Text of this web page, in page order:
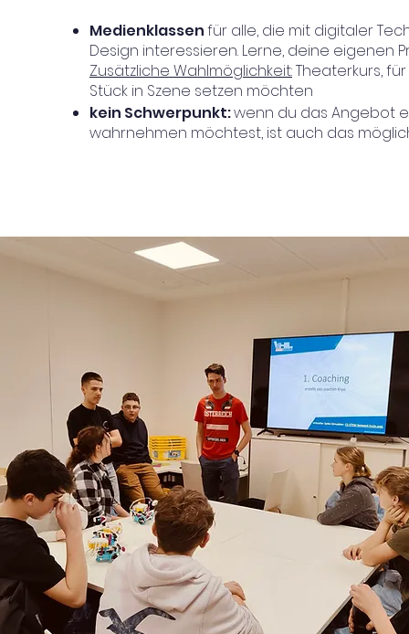
Medienklassenfür alle, die mit digitaler
Design interessieren. Lerne, deine eigenen
Zusätzliche Wahlmöglichkeit:Theaterkurs,
Stück in Szene setzen möchten
kein Schwerpunkt:wenn du das Angebot
wahrnehmen möchtest, ist auch das
Das